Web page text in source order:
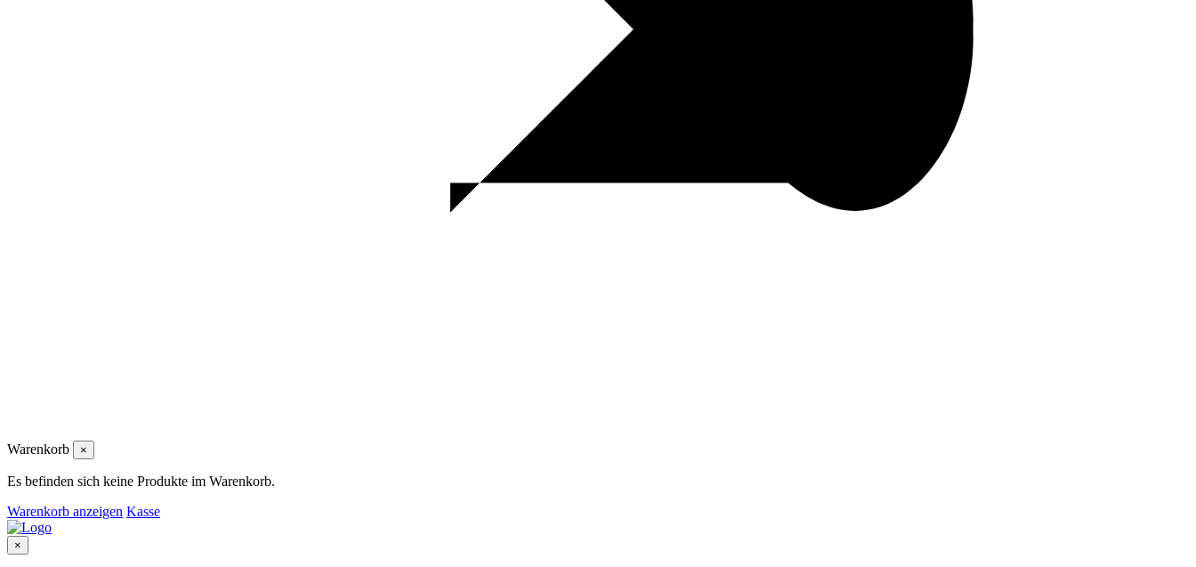
Warenkorb ×
Es befinden sich keine Produkte im Warenkorb.
Warenkorb anzeigen Kasse
×